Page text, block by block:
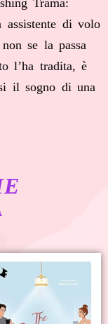
assistente di volo
se la passa
l’ha tradita, è
il sogno di una